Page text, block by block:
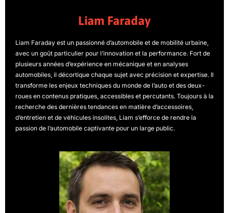
Liam Faraday
Liam Faraday est un passionné d’automobile et de mobilité urbaine,
avec un goût particulier pour l’innovation et la performance. Fort de
plusieurs années d’expérience en mécanique et en analyses
automobiles, il décortique chaque sujet avec précision et expertise. Il
transforme les enjeux techniques du monde de l’auto et des deux-
roues en contenus pratiques, accessibles et percutants. Toujours à la
recherche des dernières tendances en matière d’accessoires,
d’entretien et de véhicules insolites, Liam s’efforce de rendre la
passion de l’automobile captivante pour un large public.